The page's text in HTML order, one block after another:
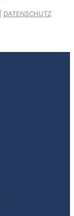
DATENSCHUTZ